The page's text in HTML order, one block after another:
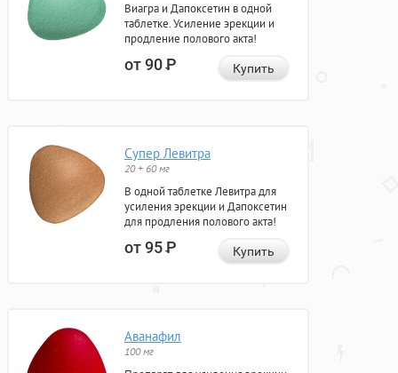
Виагра и Дапоксетин в одной
таблетке. Усиление эрекции и
продление полового акта!
от 90Р Купить
Супер Левитра
20 + 60 мг
В одной таблетке Левитра для
усиления эрекции и Дапоксетин
для продления полового акта!
от 95Р Купить
Аванафил
100 мг